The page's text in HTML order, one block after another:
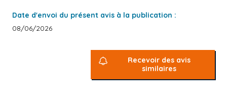
Date d'envoi du présent avis à la publication :
08/06/2026
Recevoir des avis
similaires